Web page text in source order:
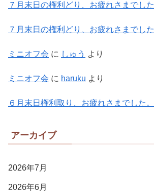
７月末日の権利どり、お疲れさまでした
７月末日の権利どり、お疲れさまでした
ミニオフ会 に しゅう より
ミニオフ会 に haruku より
６月末日権利取り、お疲れさまでした。
アーカイブ
2026年7月
2026年6月